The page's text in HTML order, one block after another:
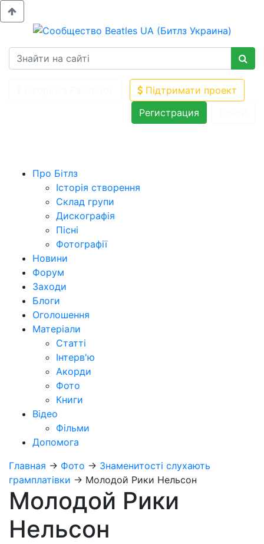
Підтримати проект
Регистрация
Про Бітлз
Історія створення
Склад групи
Дискографія
Пісні
Фотографії
Новини
Форум
Заходи
Блоги
Оголошення
Матеріали
Статті
Інтерв'ю
Акорди
Фото
Книги
Відео
Фільми
Допомога
Главная → Фото → Знаменитості слухають
грамплатівки → Молодой Рики Нельсон
Молодой Рики
Нельсон